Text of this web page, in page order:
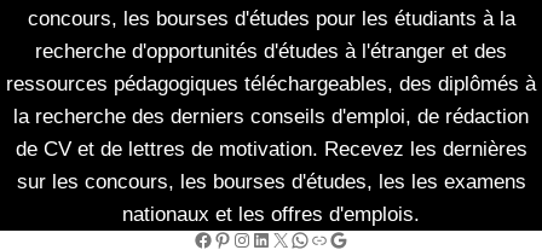
concours, les bourses d'études pour les étudiants à la
recherche d'opportunités d'études à l'étranger et des
ressources pédagogiques téléchargeables, des diplômés à
la recherche des derniers conseils d'emploi, de rédaction
de CV et de lettres de motivation. Recevez les dernières
sur les concours, les bourses d'études, les les examens
nationaux et les offres d'emplois.
Facebook Pinterest Instagram LinkedIn X WhatsApp Link Google